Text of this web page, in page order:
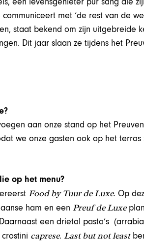
met ‘de rest van de
staat bekend om zijn uitgebreide
Dit jaar slaan ze tijdens het
aan onze stand op het
we onze gasten ook op het
op het menu?
Food by Tuur de Luxe. Op
ham en eenPreuf de Luxe
een drietal pasta’s
caprese.Last but not least